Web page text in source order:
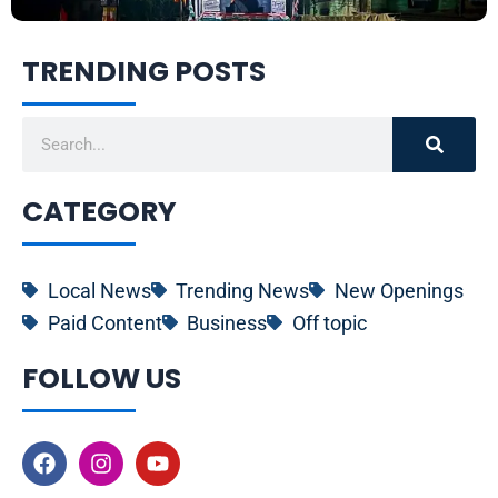
TRENDING POSTS
Search
CATEGORY
Local News Trending News
New Openings
Paid Content
Business Off topic
FOLLOW US
F
a
I
n
Y
o